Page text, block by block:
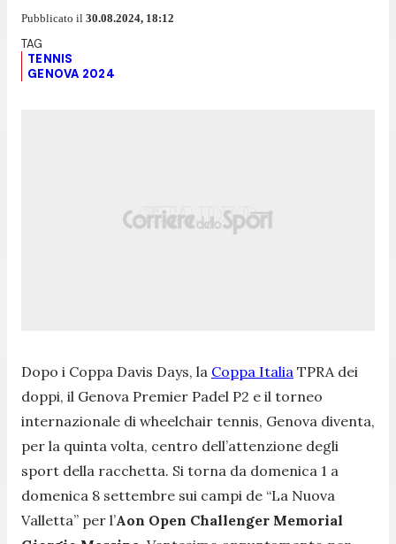
Pubblicato il 30.08.2024, 18:12
TENNIS
GENOVA 2024
Dopo i Coppa Davis Days, la Coppa Italia TPRA dei
doppi, il Genova Premier Padel P2 e il torneo
internazionale di wheelchair tennis, Genova diventa,
per la quinta volta, centro dell’attenzione degli
sport della racchetta. Si torna da domenica 1 a
domenica 8 settembre sui campi de “La Nuova
Valletta” per l’Aon Open Challenger Memorial